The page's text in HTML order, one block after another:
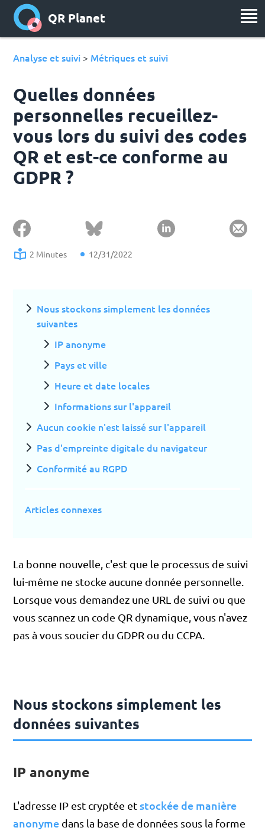
QR Planet
Analyse et suivi > Métriques et suivi
Quelles données
personnelles recueillez-
vous lors du suivi des codes
QR et est-ce conforme au
GDPR ?
2 Minutes 12/31/2022
Nous stockons simplement les données
suivantes
IP anonyme
Pays et ville
Heure et date locales
Informations sur l'appareil
Aucun cookie n'est laissé sur l'appareil
Pas d'empreinte digitale du navigateur
Conformité au RGPD
Articles connexes
La bonne nouvelle, c'est que le processus de suivi
lui-même ne stocke aucune donnée personnelle.
Lorsque vous demandez une URL de suivi ou que
vous scannez un code QR dynamique, vous n'avez
pas à vous soucier du GDPR ou du CCPA.
Nous stockons simplement les
données suivantes
IP anonyme
L'adresse IP est cryptée et stockée de manière
anonyme dans la base de données sous la forme